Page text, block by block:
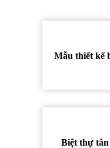
Mẫu thiết kế
Biệt thự tân